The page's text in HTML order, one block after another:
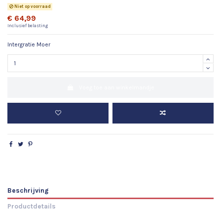
Niet op voorraad
€ 64,99
Inclusief belasting
Intergratie Moer
Beschrijving
Productdetails